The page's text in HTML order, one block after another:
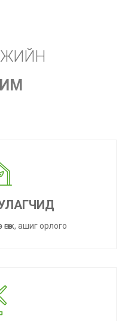
ашиг орлого